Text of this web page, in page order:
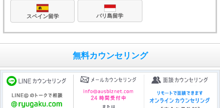
スペイン留学 バリ島留学
無料カウンセリング